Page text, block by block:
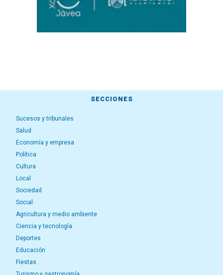
SECCIONES
Sucesos y tribunales
Salud
Economía y empresa
Política
Cultura
Local
Sociedad
Social
Agricultura y medio ambiente
Ciencia y tecnología
Deportes
Educación
Fiestas